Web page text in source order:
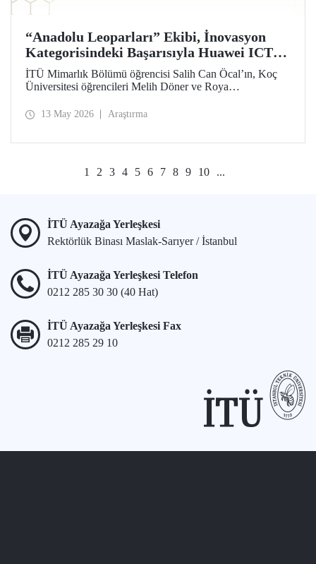
“Anadolu Leoparları” Ekibi, İnovasyon
Kategorisindeki Başarısıyla Huawei ICT
Competition 2026’nın Çin’deki Küresel
Finalinde!
İTÜ Mimarlık Bölümü öğrencisi Salih Can Öcal’ın, Koç
Üniversitesi öğrencileri Melih Döner ve Roya
ekibi, “Çayönü AI-VR Experience” isimli projesiyle
13 May 2026 Araştırma
1 2 3 4 5 6 7 8 9 10 ...
İTÜ Ayazağa Yerleşkesi
Rektörlük Binası Maslak-Sarıyer / İstanbul
İTÜ Ayazağa Yerleşkesi Telefon
0212 285 30 30 (40 Hat)
İTÜ Ayazağa Yerleşkesi Fax
0212 285 29 10